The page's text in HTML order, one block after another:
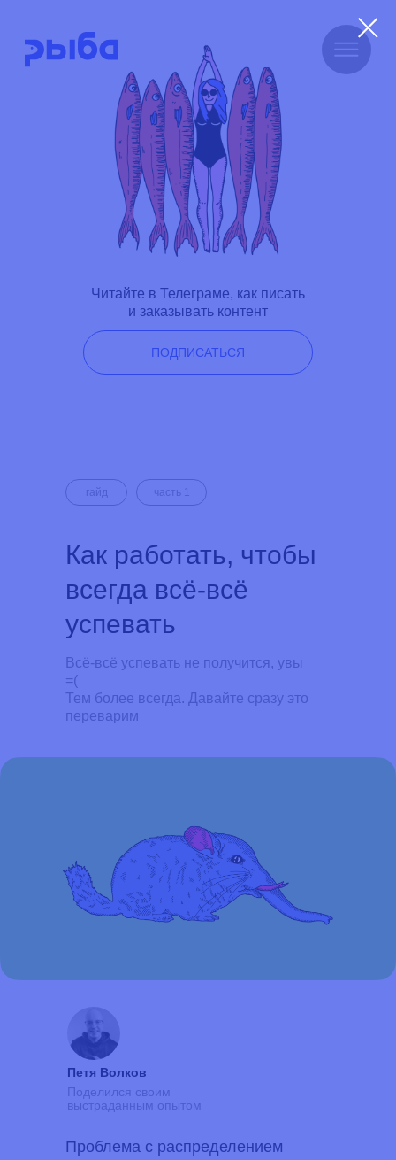
Читайте в Телеграме, как писать
и заказывать контент
ПОДПИСАТЬСЯ
Как работать, чтобы
всегда всё-всё
успевать
Всё-всё успевать не получится, увы
=(
Тем более всегда. Давайте сразу это
переварим
гайд часть 1
Петя Волков
Поделился своим
выстраданным опытом
Проблема с распределением